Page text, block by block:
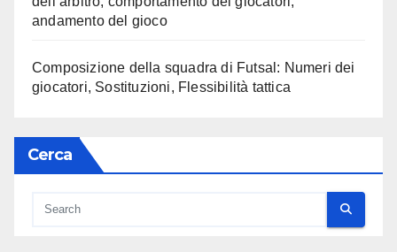
andamento del gioco
Composizione della squadra di Futsal: Numeri dei
giocatori, Sostituzioni, Flessibilità tattica
Cerca